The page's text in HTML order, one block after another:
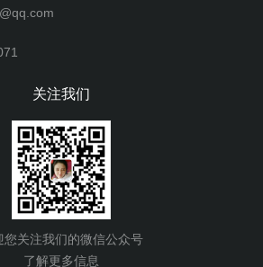
关注我们
您关注我们的微信公众号
了解更多信息